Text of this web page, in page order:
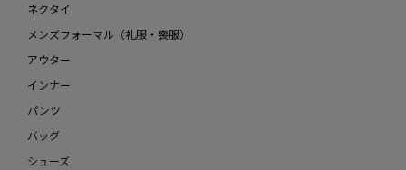
ネクタイ
メンズフォーマル（礼服・喪服）
アウター
インナー
パンツ
バッグ
シューズ